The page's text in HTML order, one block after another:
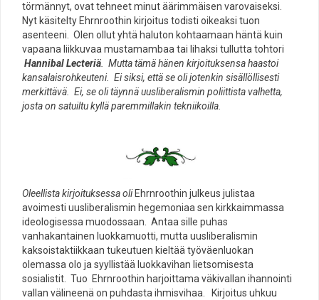
törmännyt, ovat tehneet minut äärimmäisen varovaiseksi.
Nyt käsitelty Ehrnroothin kirjoitus todisti oikeaksi tuon
asenteeni. Olen ollut yhtä haluton kohtaamaan häntä kuin
vapaana liikkuvaa mustamambaa tai lihaksi tullutta tohtori
Hannibal Lecteriä . Mutta tämä hänen kirjoituksensa haastoi
kansalaisrohkeuteni. Ei siksi, että se oli jotenkin sisällöllisesti
merkittävä. Ei, se oli täynnä uusliberalismin poliittista valhetta,
josta on satuiltu kyllä paremmillakin tekniikoilla.
Oleellista kirjoituksessa oli Ehrnroothin julkeus julistaa
avoimesti uusliberalismin hegemoniaa sen kirkkaimmassa
ideologisessa muodossaan. Antaa sille puhas
vanhakantainen luokkamuotti, mutta uusliberalismin
kaksoistaktiikkaan tukeutuen kieltää työväenluokan
olemassa olo ja syyllistää luokkavihan lietsomisesta
sosialistit. Tuo Ehrnroothin harjoittama väkivallan ihannointi
vallan välineenä on puhdasta ihmisvihaa. Kirjoitus uhkuu